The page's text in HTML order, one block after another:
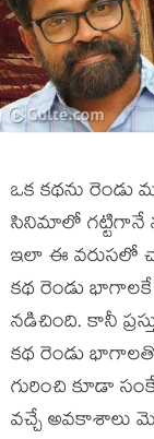
ఒక క‌థ‌ను
సినిమాలో గ‌ట్టిగానే
ఇలా ఈ వ‌రుస‌లో
క‌థ రెండు భాగాల‌కే
న‌డిచింది. కానీ
క‌థ‌ రెండు
గురించి కూడా
వ‌చ్చే అవ‌కాశాలు